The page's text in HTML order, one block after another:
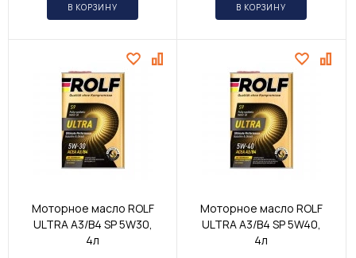
В КОРЗИНУ В КОРЗИНУ
Моторное масло ROLF
ULTRA A3/B4 SP 5W30,
4л
Моторное масло ROLF
ULTRA A3/B4 SP 5W40,
4л